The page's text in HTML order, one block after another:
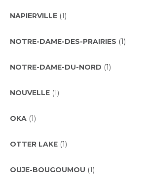
NAPIERVILLE (1)
NOTRE-DAME-DES-PRAIRIES (1)
NOTRE-DAME-DU-NORD (1)
NOUVELLE (1)
OKA (1)
OTTER LAKE (1)
OUJE-BOUGOUMOU (1)